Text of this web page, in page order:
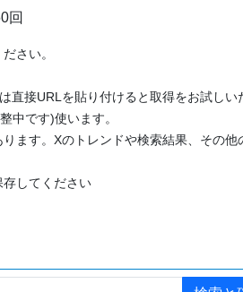
回
さい。
直接URLを貼り付けると取得をお試しい
中です)使います。
ます。Xのトレンドや検索結果、その他
してください